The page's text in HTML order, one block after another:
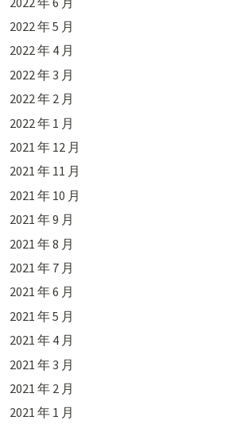
2022 年 5 月
2022 年 4 月
2022 年 3 月
2022 年 2 月
2022 年 1 月
2021 年 12 月
2021 年 11 月
2021 年 10 月
2021 年 9 月
2021 年 8 月
2021 年 7 月
2021 年 6 月
2021 年 5 月
2021 年 4 月
2021 年 3 月
2021 年 2 月
2021 年 1 月